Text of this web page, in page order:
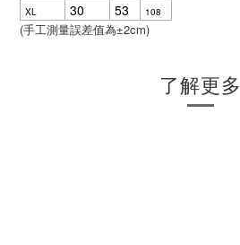
XL 30 53 108
(手工測量誤差值為±2cm)
了解更多